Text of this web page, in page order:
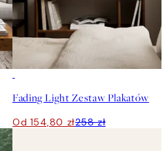
Fading Light Zestaw Plakatów
Od 154,80 zł258 zł